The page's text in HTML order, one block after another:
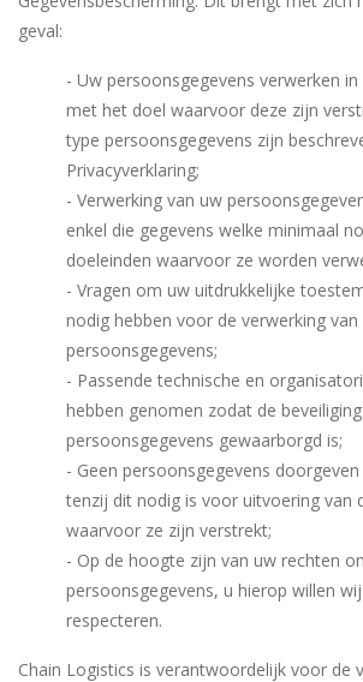
geval:
- Uw persoonsgegevens verwerken
met het doel waarvoor deze zijn
type persoonsgegevens zijn
Privacyverklaring;
- Verwerking van uw
enkel die gegevens welke minimaal
doeleinden waarvoor ze worden
- Vragen om uw uitdrukkelijke
nodig hebben voor de verwerking van
persoonsgegevens;
- Passende technische en
hebben genomen zodat de
persoonsgegevens gewaarborgd is;
- Geen persoonsgegevens
tenzij dit nodig is voor uitvoering van
waarvoor ze zijn verstrekt;
- Op de hoogte zijn van uw rechten
persoonsgegevens, u hierop willen
respecteren.
Chain Logistics is verantwoordelijk voor de